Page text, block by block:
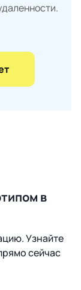
в
Узнайте
сейчас